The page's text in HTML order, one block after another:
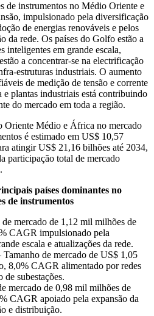
de instrumentos no Médio Oriente e
impulsionado pela diversificação
de energias renováveis ​​e pelos
da rede. Os países do Golfo estão a
inteligentes em grande escala,
a concentrar-se na electrificação
estruturas industriais. O aumento
​​de medição de tensão e corrente
e plantas industriais está contribuindo
do mercado em toda a região.
Oriente Médio e África no mercado
é estimado em US$ 10,57
atingir US$ 21,16 bilhões até 2034,
participação total de mercado
países dominantes no
de instrumentos
mercado de 1,12 mil milhões de
CAGR impulsionado pela
escala e atualizações da rede.
de mercado de US$ 1,05
8,0% CAGR alimentado por redes
de subestações.
mercado de 0,98 mil milhões de
CAGR apoiado pela expansão da
e distribuição.